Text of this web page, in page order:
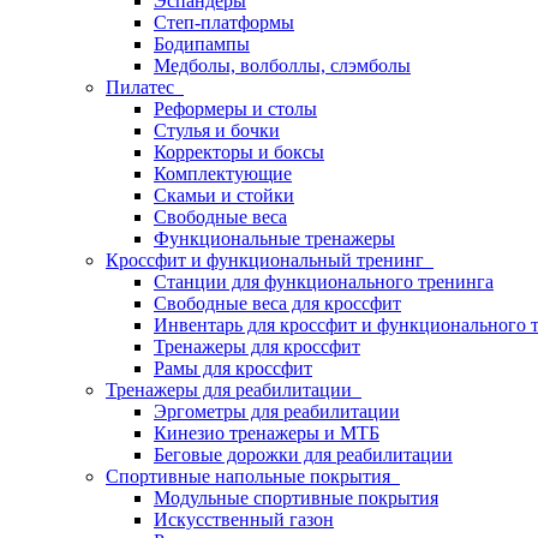
Степ-платформы
Бодипампы
Медболы, волболлы, слэмболы
Пилатес
Реформеры и столы
Стулья и бочки
Корректоры и боксы
Комплектующие
Скамьи и стойки
Свободные веса
Функциональные тренажеры
Кроссфит и функциональный тренинг
Станции для функционального тренинга
Свободные веса для кроссфит
Инвентарь для кроссфит и функционального
Тренажеры для кроссфит
Рамы для кроссфит
Тренажеры для реабилитации
Эргометры для реабилитации
Кинезио тренажеры и МТБ
Беговые дорожки для реабилитации
Спортивные напольные покрытия
Модульные спортивные покрытия
Искусственный газон